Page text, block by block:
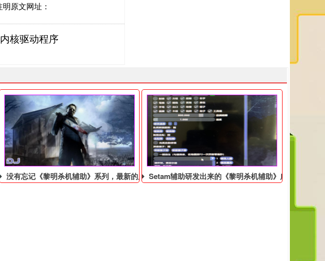
原文网址：
核驱动程序
没有忘记《黎明杀机辅助》系列，最新的屠夫透视来了Setam辅助研发出来的《黎明杀机辅助》广受好评